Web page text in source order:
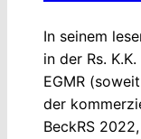
In seinem
in der Rs.
EGMR
der
BeckRS